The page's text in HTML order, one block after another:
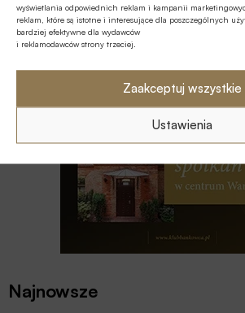
wyświetlania odpowiednich reklam i kampanii
reklam, które są istotne i interesujące dla poszczególnych
bardziej efektywne dla wydawców
i reklamodawców strony trzeciej.
Zaakceptuj wszystkie
Ustawienia
Edukacja finansowa:
w ramach strategii
Najnowsze